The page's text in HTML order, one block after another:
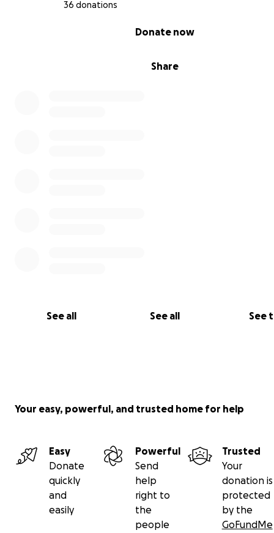
36 donations
Share
Donate now
See all See all See
Your easy, powerful, and trusted home for help
Easy
Donate
quickly
and
easily
Powerful
Send
help
right to
the
people
Trusted
Your
donation is
protected
by the
GoFundMe